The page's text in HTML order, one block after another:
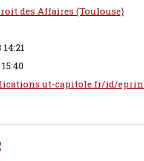
des Affaires (Toulouse)
capitole.fr/id/